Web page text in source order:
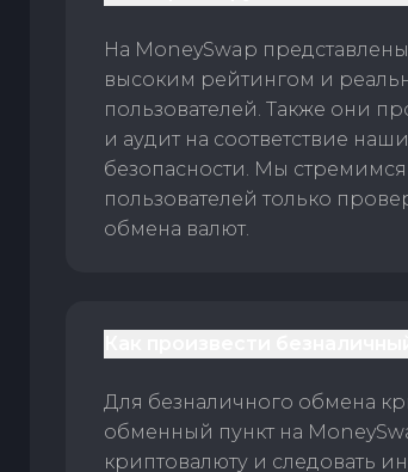
На MoneySwap
высоким рейтингом и
пользователей. Также они
и аудит на соответствие
безопасности. Мы
пользователей только
обмена валют.
Для безналичного обмена
обменный пункт на
криптовалюту и следовать